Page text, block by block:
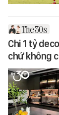
Chi 1 tỷ
chứ không